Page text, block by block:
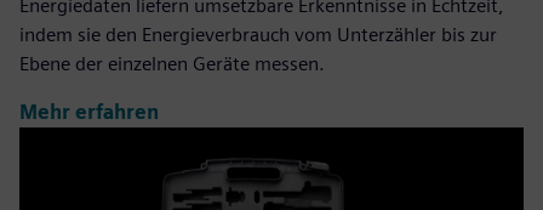
Energiedaten liefern umsetzbare Erkenntnisse in Echtzeit,
indem sie den Energieverbrauch vom Unterzähler bis zur
Ebene der einzelnen Geräte messen.
Mehr erfahren